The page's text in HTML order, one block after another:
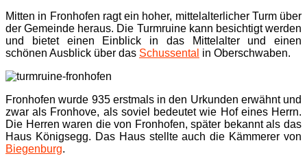
Mitten in Fronhofen ragt ein hoher, mittelalterlicher Turm über
der Gemeinde heraus. Die Turmruine kann besichtigt werden
und bietet einen Einblick in das Mittelalter und einen
schönen Ausblick über das Schussental in Oberschwaben.
Fronhofen wurde 935 erstmals in den Urkunden erwähnt und
zwar als Fronhove, als soviel bedeutet wie Hof eines Herrn.
Die Herren waren die von Fronhofen, später bekannt als das
Haus Königsegg. Das Haus stellte auch die Kämmerer von
Biegenburg.